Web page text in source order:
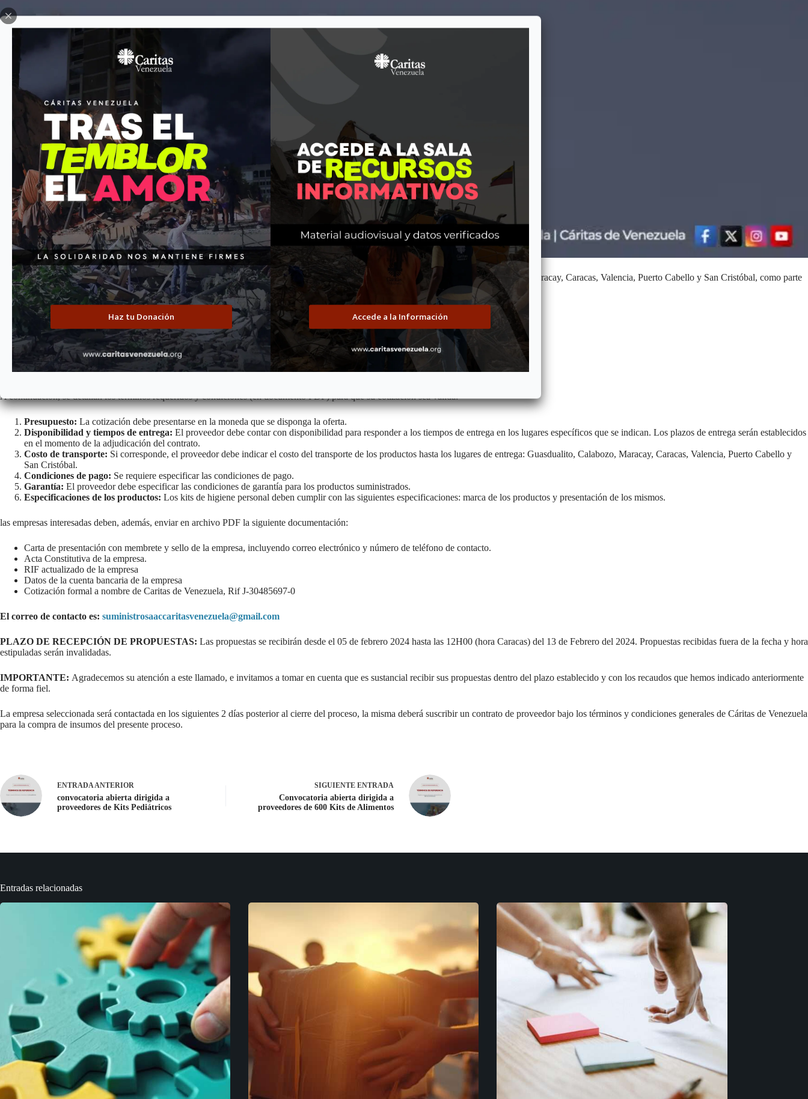
Haz tu Donación Accede a la Información
Cáritas de Venezuela recibe cotizaciones para la adquisición de600 kits de higiene personal , a ser distribuidos en: Guasdualito, Calabozo, Maracay, Caracas, Valencia, Puerto Cabello y San Cristóbal, como parte
de nuestros programas de apoyo a comunidades vulnerables.
Contenido del kit:
1 Crema dental (100 Gr.)
1 Jabón de Tocador
1 Papel Higiénico (4 unidades)
1 Cepillo de dientes
A continuación, se detallan los términos requeridos y condiciones (en documento PDF) para que su cotización sea válida:
Presupuesto: La cotización debe presentarse en la moneda que se disponga la oferta.
Disponibilidad y tiempos de entrega: El proveedor debe contar con disponibilidad para responder a los tiempos de entrega en los lugares específicos que se indican. Los plazos de entrega serán establecidos
en el momento de la adjudicación del contrato.
Costo de transporte: Si corresponde, el proveedor debe indicar el costo del transporte de los productos hasta los lugares de entrega: Guasdualito, Calabozo, Maracay, Caracas, Valencia, Puerto Cabello y
San Cristóbal.
Condiciones de pago: Se requiere especificar las condiciones de pago.
Garantía: El proveedor debe especificar las condiciones de garantía para los productos suministrados.
Especificaciones de los productos: Los kits de higiene personal deben cumplir con las siguientes especificaciones: marca de los productos y presentación de los mismos.
las empresas interesadas deben, además, enviar en archivo PDF la siguiente documentación:
Carta de presentación con membrete y sello de la empresa, incluyendo correo electrónico y número de teléfono de contacto.
Acta Constitutiva de la empresa.
RIF actualizado de la empresa
Datos de la cuenta bancaria de la empresa
Cotización formal a nombre de Caritas de Venezuela, Rif J-30485697-0
El correo de contacto es: suministrosaaccaritasvenezuela@gmail.com
PLAZO DE RECEPCIÓN DE PROPUESTAS: Las propuestas se recibirán desde el 05 de febrero 2024 hasta las 12H00 (hora Caracas) del 13 de Febrero del 2024. Propuestas recibidas fuera de la fecha y hora
estipuladas serán invalidadas.
IMPORTANTE: Agradecemos su atención a este llamado, e invitamos a tomar en cuenta que es sustancial recibir sus propuestas dentro del plazo establecido y con los recaudos que hemos indicado anteriormente
de forma fiel.
La empresa seleccionada será contactada en los siguientes 2 días posterior al cierre del proceso, la misma deberá suscribir un contrato de proveedor bajo los términos y condiciones generales de Cáritas de Venezuela
para la compra de insumos del presente proceso.
ENTRADA ANTERIOR
convocatoria abierta dirigida a
proveedores de Kits Pediátricos
SIGUIENTE ENTRADA
Convocatoria abierta dirigida a
proveedores de 600 Kits de Alimentos
Entradas relacionadas